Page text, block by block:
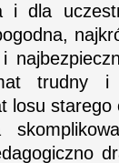
i dla
i
trudny i
losu starego